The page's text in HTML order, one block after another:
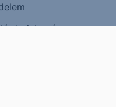
bejelentése(külső